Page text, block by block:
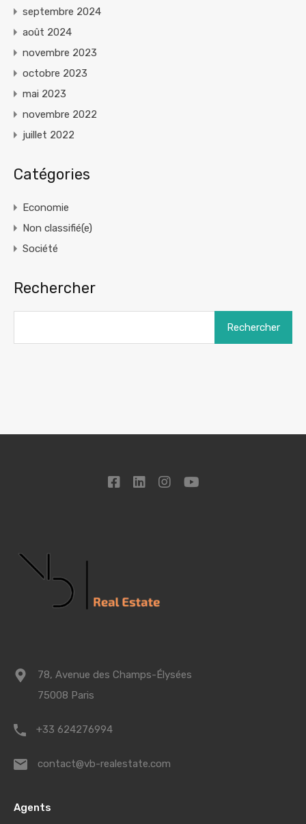
septembre 2024
août 2024
novembre 2023
octobre 2023
mai 2023
novembre 2022
juillet 2022
Catégories
Economie
Non classifié(e)
Société
Rechercher
78, Avenue des Champs-Élysées
75008 Paris
+33 624276994
contact@vb-realestate.com
Agents